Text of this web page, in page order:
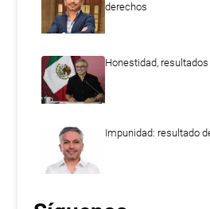
derechos
Honestidad,
Impunidad: resultado